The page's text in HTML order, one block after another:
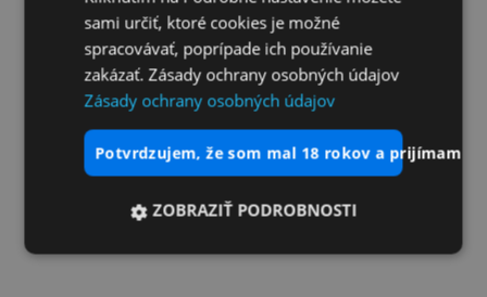
sami určiť, ktoré cookies je možné
spracovávať, poprípade ich používanie
zakázať. Zásady ochrany osobných údajov
Zásady ochrany osobných údajov
potvrdzujem, že som mal 18 rokov a prijímam
ZOBRAZIŤ PODROBNOSTI